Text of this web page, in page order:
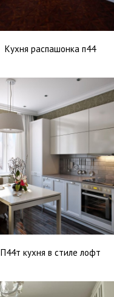
Кухня распашонка п44
П44т кухня в стиле лофт